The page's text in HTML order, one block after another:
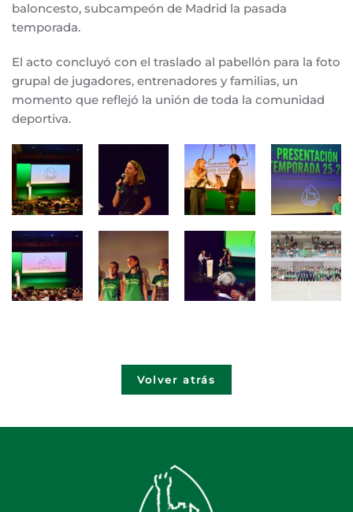
baloncesto, subcampeón de Madrid la pasada
temporada.
El acto concluyó con el traslado al pabellón para la foto
grupal de jugadores, entrenadores y familias, un
momento que reflejó la unión de toda la comunidad
deportiva.
Volver atrás